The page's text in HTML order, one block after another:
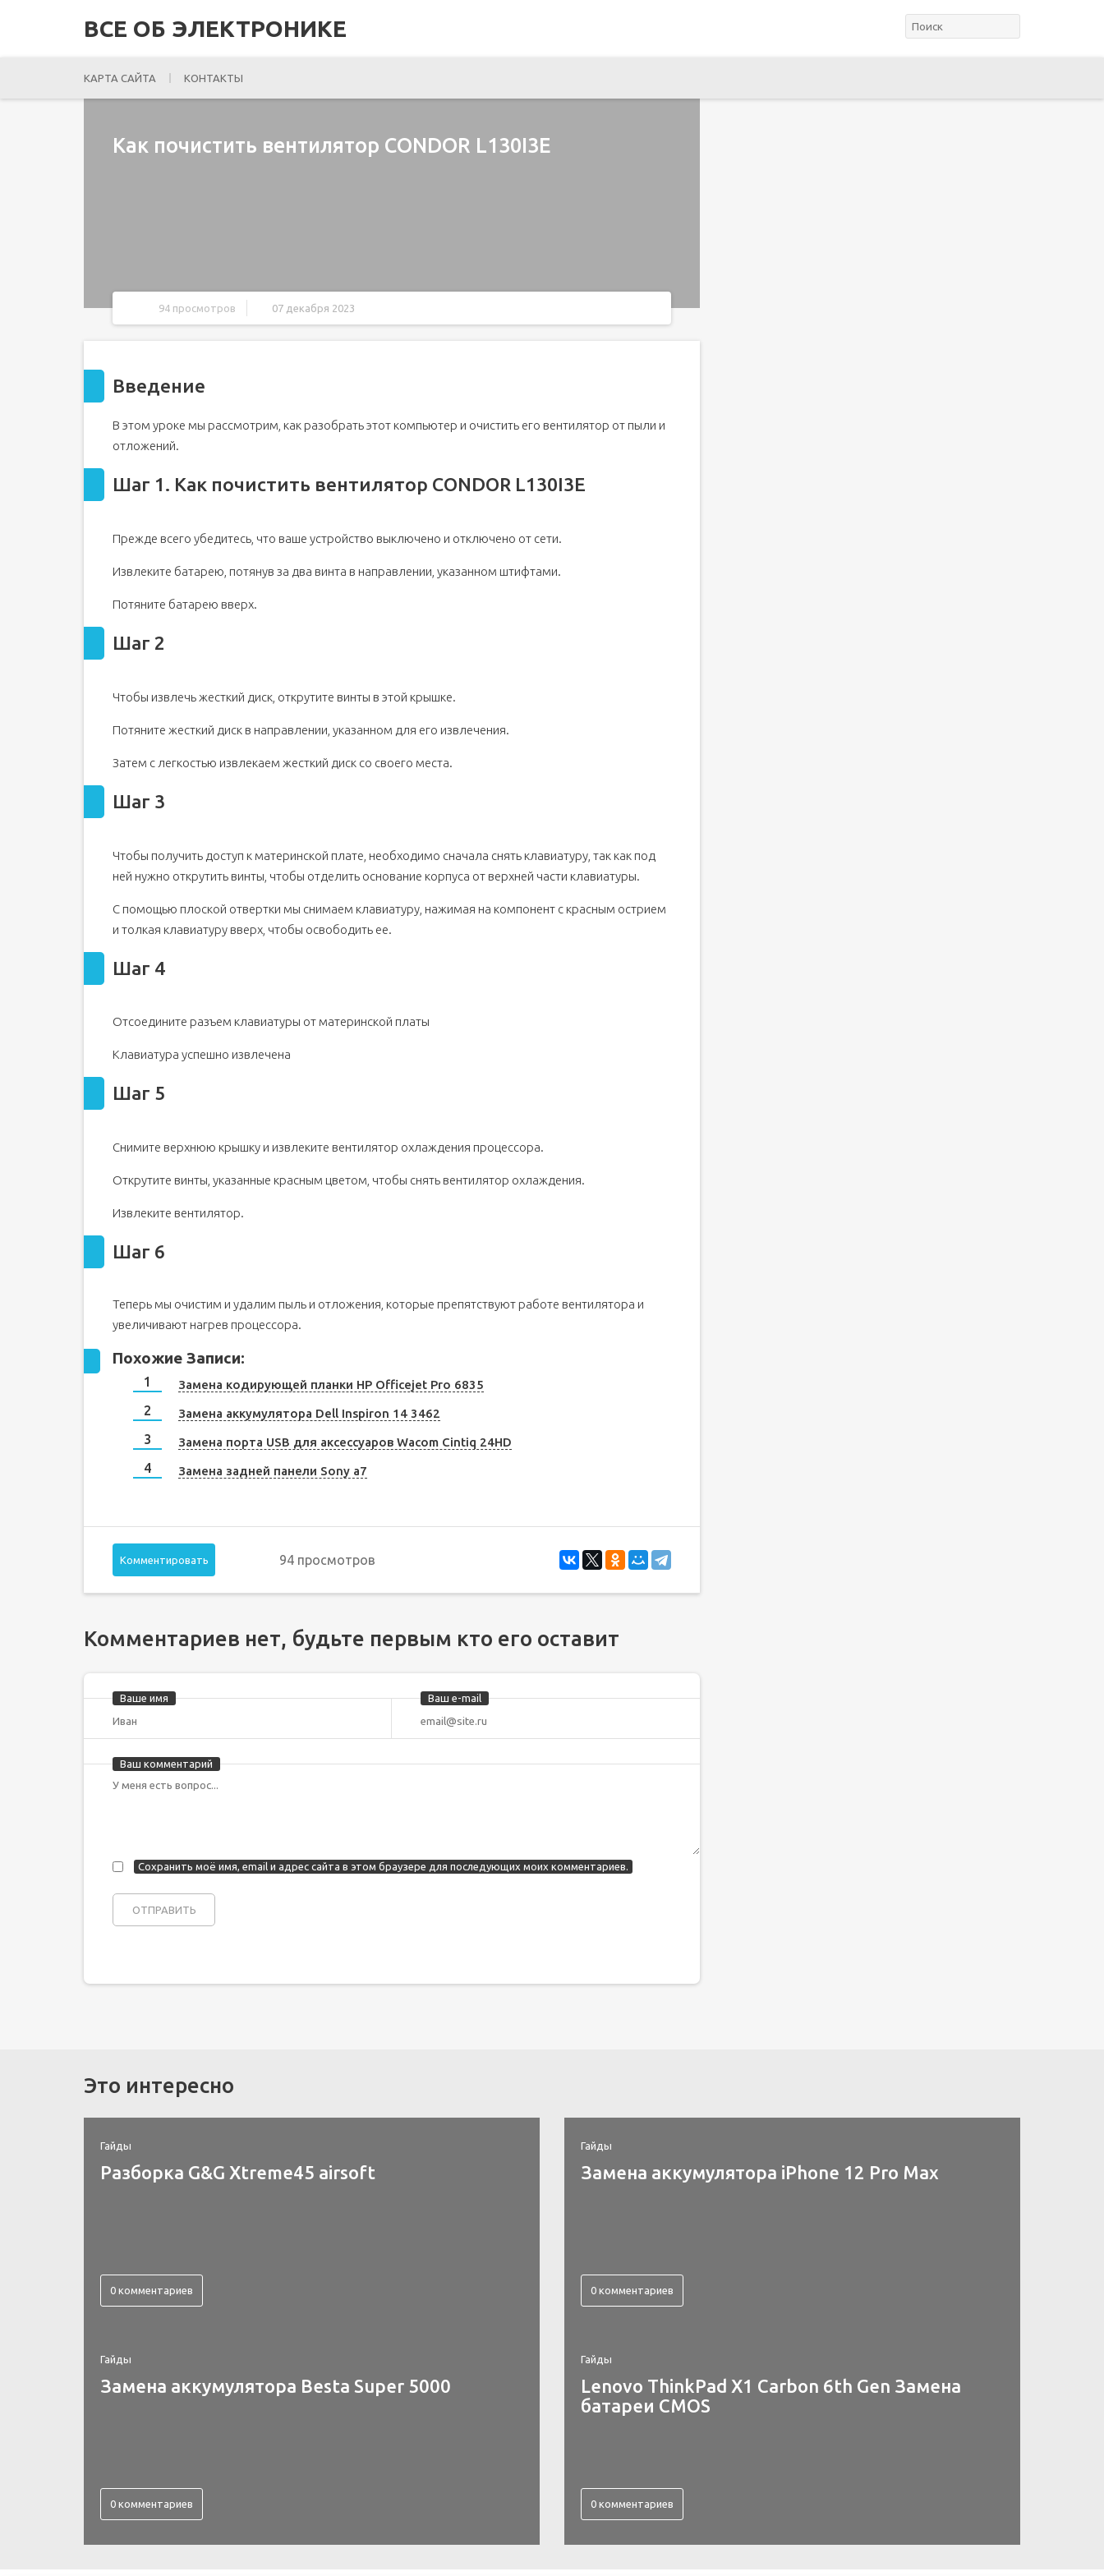
ВСЕ ОБ ЭЛЕКТРОНИКЕ
КАРТА САЙТА КОНТАКТЫ
Как почистить вентилятор CONDOR L130I3E
94 просмотров 07 декабря 2023
Введение
В этом уроке мы рассмотрим, как разобрать этот компьютер и очистить его вентилятор от пыли и
отложений.
Шаг 1. Как почистить вентилятор CONDOR L130I3E
Прежде всего убедитесь, что ваше устройство выключено и отключено от сети.
Извлеките батарею, потянув за два винта в направлении, указанном штифтами.
Потяните батарею вверх.
Шаг 2
Чтобы извлечь жесткий диск, открутите винты в этой крышке.
Потяните жесткий диск в направлении, указанном для его извлечения.
Затем с легкостью извлекаем жесткий диск со своего места.
Шаг 3
Чтобы получить доступ к материнской плате, необходимо сначала снять клавиатуру, так как под
ней нужно открутить винты, чтобы отделить основание корпуса от верхней части клавиатуры.
С помощью плоской отвертки мы снимаем клавиатуру, нажимая на компонент с красным острием
и толкая клавиатуру вверх, чтобы освободить ее.
Шаг 4
Отсоедините разъем клавиатуры от материнской платы
Клавиатура успешно извлечена
Шаг 5
Снимите верхнюю крышку и извлеките вентилятор охлаждения процессора.
Открутите винты, указанные красным цветом, чтобы снять вентилятор охлаждения.
Извлеките вентилятор.
Шаг 6
Теперь мы очистим и удалим пыль и отложения, которые препятствуют работе вентилятора и
увеличивают нагрев процессора.
Похожие Записи:
Замена кодирующей планки HP Officejet Pro 6835
Замена аккумулятора Dell Inspiron 14 3462
Замена порта USB для аксессуаров Wacom Cintiq 24HD
Замена задней панели Sony a7
Комментировать 94 просмотров
Комментариев нет, будьте первым кто его оставит
Ваше имя Ваш e-mail
Ваш комментарий
Сохранить моё имя, email и адрес сайта в этом браузере для последующих моих комментариев.
Это интересно
Гайды
Разборка G&G Xtreme45 airsoft
0 комментариев
Гайды
Замена аккумулятора iPhone 12 Pro Max
0 комментариев
Гайды
Замена аккумулятора Besta Super 5000
0 комментариев
Гайды
Lenovo ThinkPad X1 Carbon 6th Gen Замена
батареи CMOS
0 комментариев